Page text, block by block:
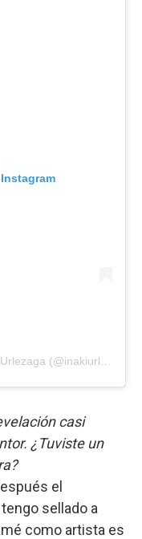
casi
¿Tuviste un
el
sellado a
como artista es